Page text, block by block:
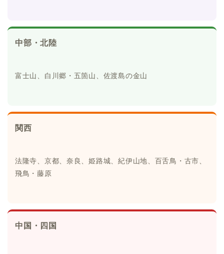
中部・北陸
富士山、白川郷・五箇山、佐渡島の金山
関西
法隆寺、京都、奈良、姫路城、紀伊山地、百舌鳥・古市、
飛鳥・藤原
中国・四国